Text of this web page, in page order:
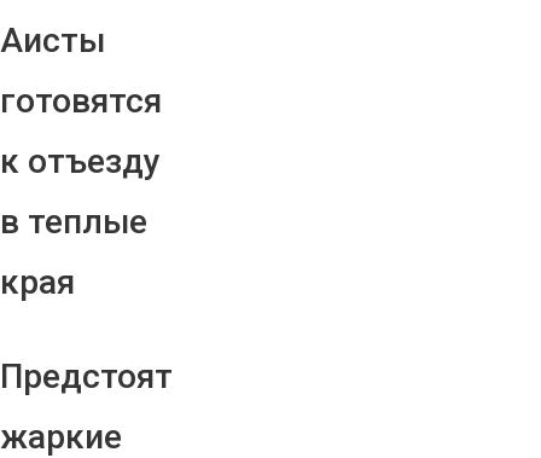
Аисты
готовятся
к отъезду
в теплые
края
Предстоят
жаркие